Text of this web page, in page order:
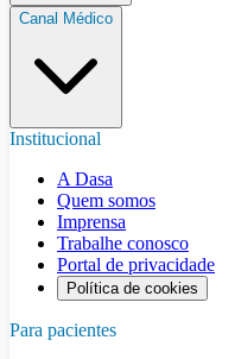
Canal Médico
Institucional
A Dasa
Quem somos
Imprensa
Trabalhe conosco
Portal de privacidade
Política de cookies
Para pacientes